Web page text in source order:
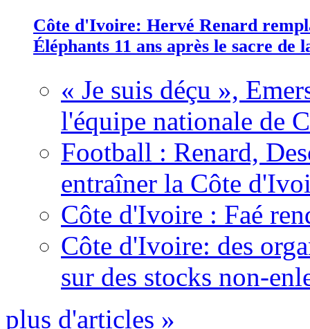
Côte d'Ivoire: Hervé Renard
Éléphants 11 ans après le sacre de
« Je suis déçu »,
l'équipe nationale de
Football : Renard,
entraîner la Côte
Côte d'Ivoire : Faé
Côte d'Ivoire: des
sur des stocks non-
plus d'articles »